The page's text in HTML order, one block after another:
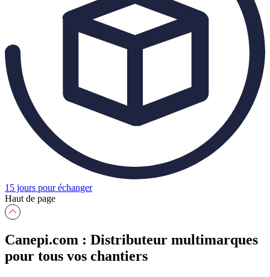
15 jours pour échanger
Haut de page
Canepi.com : Distributeur multimarques
pour tous vos chantiers